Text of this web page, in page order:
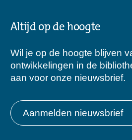
Altijd op de hoogte
Wil je op de hoogte blijven
ontwikkelingen in de
aan voor onze nieuwsbrief.
Aanmelden nieuwsbrief